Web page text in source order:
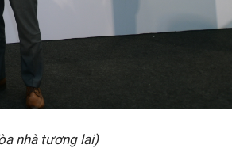
nhà tương lai)